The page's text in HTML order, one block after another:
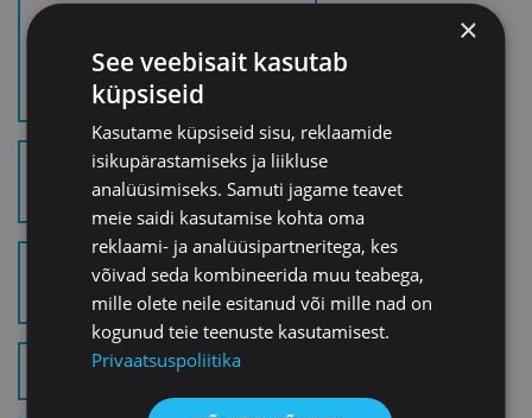
EUROOPA TUUMAUURINGUTE
VÕIMALUSED EESTI
ETTEVÕTETELE_2021 (.PDF)
CHECKLIST_SELLING TO THE
PUBLIC SECTOR (.PDF)
CONTRACT NOTICE
FORM_EXAMPLE (.PDF)
TIPS ON BID WRITING (.PDF)
×
See veebisait kasutab
küpsiseid
Kasutame küpsiseid sisu, reklaamide
isikupärastamiseks ja liikluse
analüüsimiseks. Samuti jagame teavet
meie saidi kasutamise kohta oma
reklaami- ja analüüsipartneritega, kes
võivad seda kombineerida muu teabega,
mille olete neile esitanud või mille nad on
kogunud teie teenuste kasutamisest.
Privaatsuspoliitika